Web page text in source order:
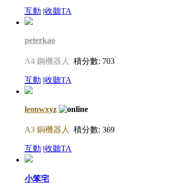
互動 |收聽TA
peterkao
A4 鋼機器人 積分數: 703
互動 |收聽TA
leonwxyz
A3 銅機器人 積分數: 369
互動 |收聽TA
小笨宅